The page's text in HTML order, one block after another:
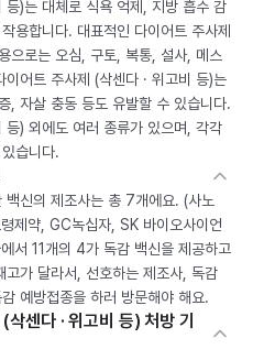
등)는 대체로 식욕 억제, 지방 흡수 감
용합니다. 대표적인 다이어트 주사제
으로는 오심, 구토, 복통, 설사, 메스
어트 주사제 (삭센다 · 위고비 등)는
, 자살 충동 등도 유발할 수 있습니다.
등) 외에도 여러 종류가 있으며, 각각
습니다.
백신의 제조사는 총 7개에요. (사노
제약, GC녹십자, SK 바이오사이언
서 11개의 4가 독감 백신을 제공하고
가 달라서, 선호하는 제조사, 독감
예방접종을 하러 방문해야 해요.
센다 · 위고비 등) 처방 기